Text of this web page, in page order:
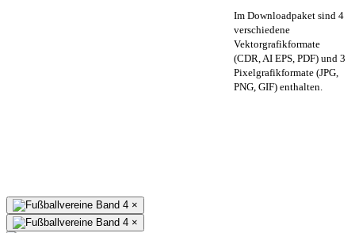
Im Downloadpaket sind 4
verschiedene
Vektorgrafikformate
(CDR, AI EPS, PDF) und 3
Pixelgrafikformate (JPG,
PNG, GIF) enthalten.
×
×